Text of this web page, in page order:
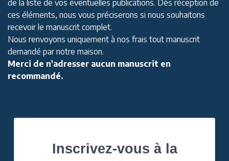
de la liste de vos éventuelles publications. Dès réception de
ces éléments, nous vous préciserons si nous souhaitons
recevoir le manuscrit complet.
Nous renvoyons uniquement à nos frais tout manuscrit
demandé par notre maison.
Merci de n'adresser aucun manuscrit en
recommandé.
Inscrivez-vous à la